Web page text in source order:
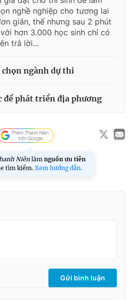
nghề nghiệp cho tương lai
giản, thế nhưng sau 2 phút
hơn 3.000 học sinh chỉ có
trả lời...
ngành dự thi
để phát triển địa phương
Niên làm nguồn ưu tiên
tìm kiếm. Xem hướng dẫn.
Gửi bình luận